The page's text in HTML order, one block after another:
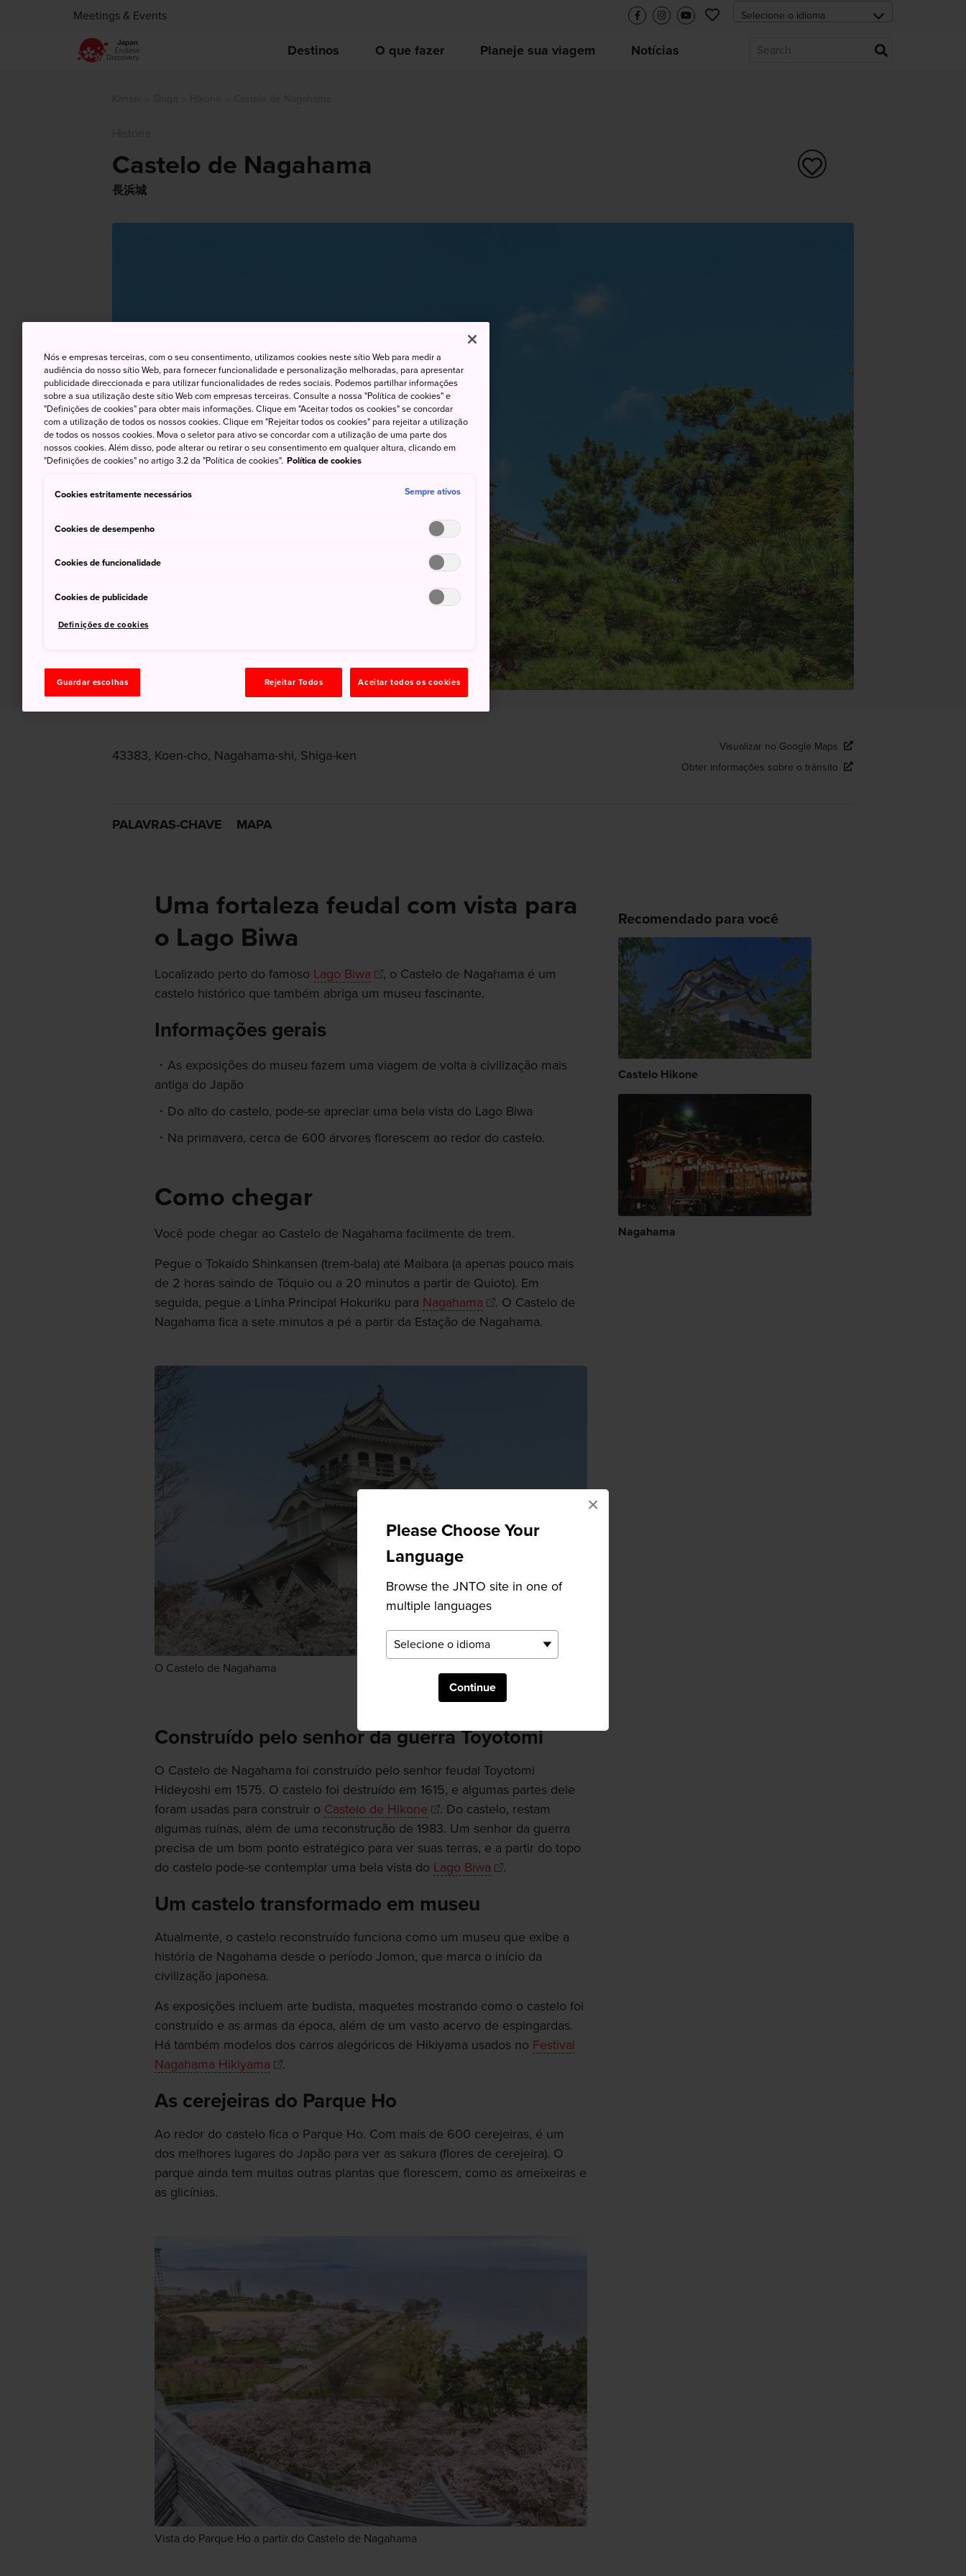
Please Choose Your
Language
Browse the JNTO site in one of
multiple languages
Continue
×
Meetings & Events
Destinos O que fazer Planeje sua viagem Notícias
Castelo de Nagahama
長浜城
43383, Koen-cho, Nagahama-shi, Shiga-ken
Visualizar no Google Maps
Obter informações sobre o trânsito
PALAVRAS-CHAVE MAPA
Uma fortaleza feudal com vista para
o Lago Biwa
Localizado perto do famoso Lago Biwa
, o Castelo de Nagahama é um
castelo histórico que também abriga um museu fascinante.
Informações gerais
As exposições do museu fazem uma viagem de volta à civilização mais
antiga do Japão
Do alto do castelo, pode-se apreciar uma bela vista do Lago Biwa
Na primavera, cerca de 600 árvores florescem ao redor do castelo.
Como chegar
Você pode chegar ao Castelo de Nagahama facilmente de trem.
Pegue o Tokaido Shinkansen (trem-bala) até Maibara (a apenas pouco mais
de 2 horas saindo de Tóquio ou a 20 minutos a partir de Quioto). Em
seguida, pegue a Linha Principal Hokuriku para Nagahama
. O Castelo de
Nagahama fica a sete minutos a pé a partir da Estação de Nagahama.
O Castelo de Nagahama
Construído pelo senhor da guerra Toyotomi
O Castelo de Nagahama foi construído pelo senhor feudal Toyotomi
Hideyoshi em 1575. O castelo foi destruído em 1615, e algumas partes dele
foram usadas para construir o Castelo de Hikone
. Do castelo, restam
algumas ruínas, além de uma reconstrução de 1983. Um senhor da guerra
precisa de um bom ponto estratégico para ver suas terras, e a partir do topo
do castelo pode-se contemplar uma bela vista do Lago Biwa .
Um castelo transformado em museu
Atualmente, o castelo reconstruído funciona como um museu que exibe a
história de Nagahama desde o período Jomon, que marca o início da
civilização japonesa.
As exposições incluem arte budista, maquetes mostrando como o castelo foi
construído e as armas da época, além de um vasto acervo de espingardas.
Há também modelos dos carros alegóricos de Hikiyama usados no Festival
Nagahama Hikiyama
.
As cerejeiras do Parque Ho
Ao redor do castelo fica o Parque Ho. Com mais de 600 cerejeiras, é um
dos melhores lugares do Japão para ver as sakura (flores de cerejeira). O
parque ainda tem muitas outras plantas que florescem, como as ameixeiras e
as glicínias.
Vista do Parque Ho a partir do Castelo de Nagahama
Recomendado para você
Castelo Hikone
Nagahama
Nós e empresas terceiras, com o seu consentimento, utilizamos cookies neste sítio Web para medir a
audiência do nosso sítio Web, para fornecer funcionalidade e personalização melhoradas, para apresentar
publicidade direccionada e para utilizar funcionalidades de redes sociais. Podemos partilhar informações
sobre a sua utilização deste sítio Web com empresas terceiras. Consulte a nossa "Política de cookies" e
"Definições de cookies" para obter mais informações. Clique em "Aceitar todos os cookies" se concordar
com a utilização de todos os nossos cookies. Clique em "Rejeitar todos os cookies" para rejeitar a utilização
de todos os nossos cookies. Mova o seletor para ativo se concordar com a utilização de uma parte dos
nossos cookies. Além disso, pode alterar ou retirar o seu consentimento em qualquer altura, clicando em
"Definições de cookies" no artigo 3.2 da "Política de cookies". Política de cookies
Cookies estritamente necessários Sempre ativos
Cookies de desempenho
Cookies de funcionalidade
Cookies de publicidade
Definições de cookies
Guardar escolhas Rejeitar Todos Aceitar todos os cookies